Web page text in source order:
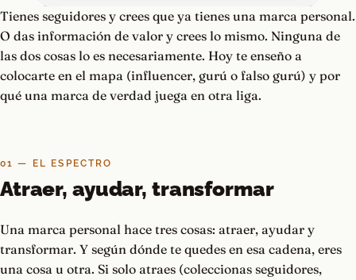
Tienes seguidores y crees que ya tienes una marca personal.
O das información de valor y crees lo mismo. Ninguna de
las dos cosas lo es necesariamente. Hoy te enseño a
colocarte en el mapa (influencer, gurú o falso gurú) y por
qué una marca de verdad juega en otra liga.
01 — EL ESPECTRO
Atraer, ayudar, transformar
Una marca personal hace tres cosas: atraer, ayudar y
transformar. Y según dónde te quedes en esa cadena, eres
una cosa u otra. Si solo atraes (coleccionas seguidores,